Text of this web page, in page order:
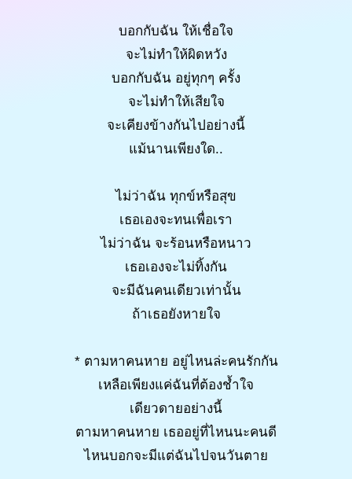
บอกกับฉัน ให้เชื่อใจ
จะไม่ทำให้ผิดหวัง
บอกกับฉัน อยู่ทุกๆ ครั้ง
จะไม่ทำให้เสียใจ
จะเคียงข้างกันไปอย่างนี้
แม้นานเพียงใด..
ไม่ว่าฉัน ทุกข์หรือสุข
เธอเองจะทนเพื่อเรา
ไม่ว่าฉัน จะร้อนหรือหนาว
เธอเองจะไม่ทิ้งกัน
จะมีฉันคนเดียวเท่านั้น
ถ้าเธอยังหายใจ
* ตามหาคนหาย อยู่ไหนล่ะคนรักกัน
เหลือเพียงแค่ฉันที่ต้องช้ำใจ
เดียวดายอย่างนี้
ตามหาคนหาย เธออยู่ที่ไหนนะคนดี
ไหนบอกจะมีแต่ฉันไปจนวันตาย